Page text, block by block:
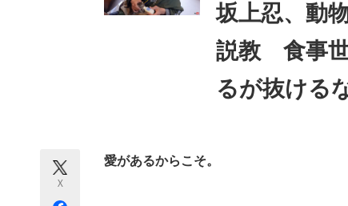
ITエンジニア向け専門サイト 企業向け
坂上忍、動
説教 食事世
るが抜ける
X
愛があるからこそ。